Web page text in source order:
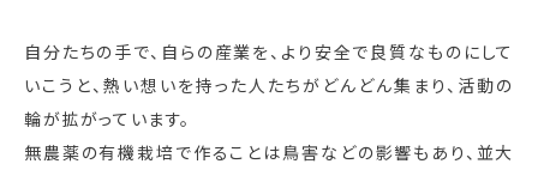
自分たちの手で、自らの産業を、より安全で良質なものにして
いこうと、熱い想いを持った人たちがどんどん集まり、活動の
輪が拡がっています。
無農薬の有機栽培で作ることは鳥害などの影響もあり、並大